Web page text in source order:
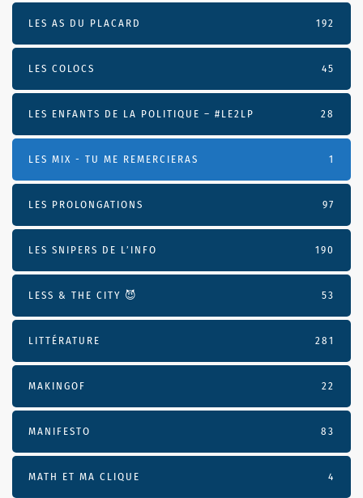
LES AS DU PLACARD 192
LES COLOCS 45
LES ENFANTS DE LA POLITIQUE – #LE2LP 28
LES MIX - TU ME REMERCIERAS 1
LES PROLONGATIONS 97
LES SNIPERS DE L’INFO 190
LESS & THE CITY 😈 53
LITTÉRATURE 281
MAKINGOF 22
MANIFESTO 83
MATH ET MA CLIQUE 4